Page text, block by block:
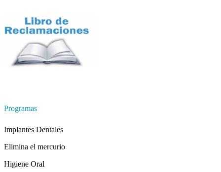
Programas
Implantes Dentales
Elimina el mercurio
Higiene Oral